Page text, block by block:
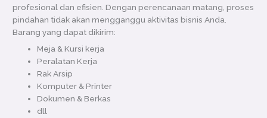
profesional dan efisien. Dengan perencanaan matang, proses
pindahan tidak akan mengganggu aktivitas bisnis Anda.
Barang yang dapat dikirim:
Meja & Kursi kerja
Peralatan Kerja
Rak Arsip
Komputer & Printer
Dokumen & Berkas
dll